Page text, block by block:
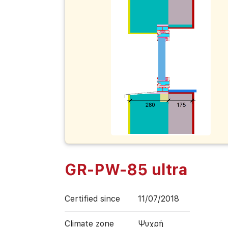
GR-PW-85 ultra
Certified since 11/07/2018
Climate zone Ψυχρή